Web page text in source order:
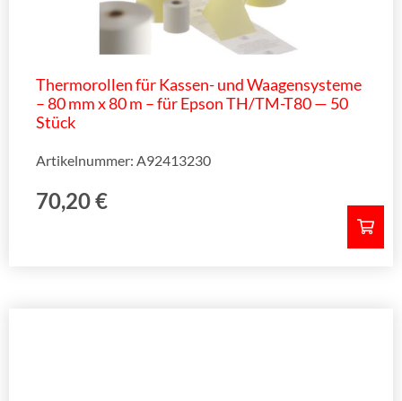
Thermorollen für Kassen- und Waagensysteme
– 80 mm x 80 m – für Epson TH/TM-T80 — 50
Stück
70,20€
Artikelnummer: A92413230